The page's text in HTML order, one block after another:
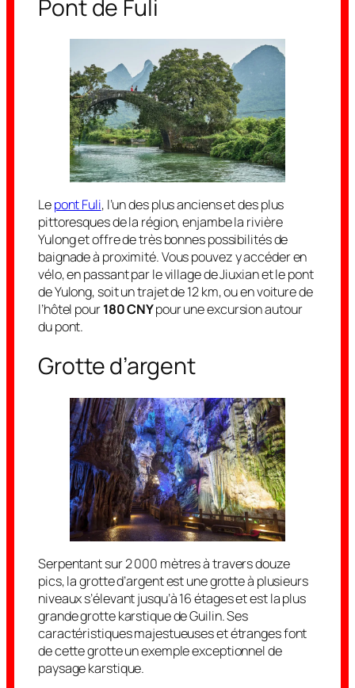
Pont de Fuli
Lepont Fuli, l’un des plus anciens et des plus
pittoresques de la région, enjambe la rivière
Yulong et offre de très bonnes possibilités de
baignade à proximité. Vous pouvez y accéder en
vélo, en passant par le village de Jiuxian et le pont
de Yulong, soit un trajet de 12 km, ou en voiture de
l’hôtel pour180 CNYpour une excursion autour
du pont.
Grotte d’argent
Serpentant sur 2 000 mètres à travers douze
pics, la grotte d’argent est une grotte à plusieurs
niveaux s’élevant jusqu’à 16 étages et est la plus
grande grotte karstique de Guilin. Ses
caractéristiques majestueuses et étranges font
de cette grotte un exemple exceptionnel de
paysage karstique.